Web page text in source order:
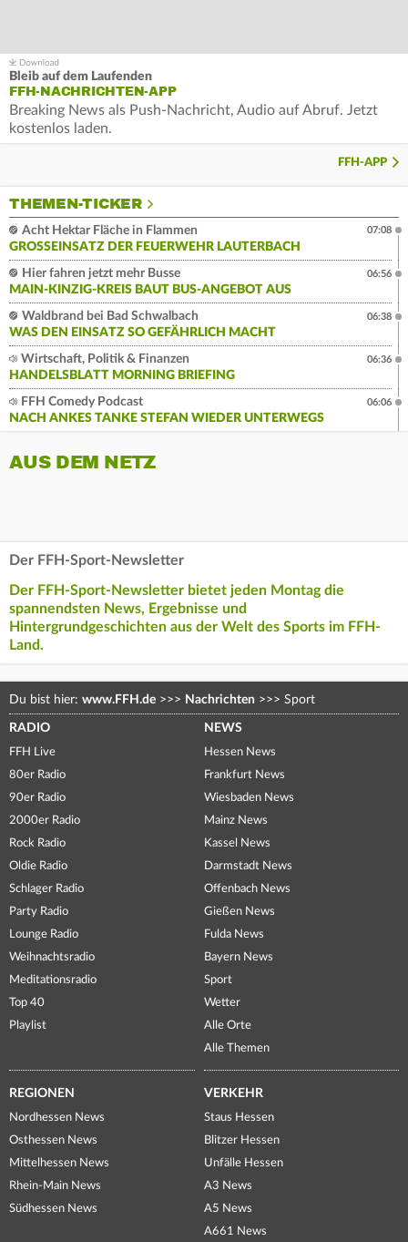
Bleib auf dem Laufenden
FFH-NACHRICHTEN-APP
Breaking News als Push-Nachricht, Audio auf Abruf. Jetzt
kostenlos laden.
FFH-APP
THEMEN-TICKER
Acht Hektar Fläche in Flammen
GROSSEINSATZ DER FEUERWEHR LAUTERBACH
07:08
Hier fahren jetzt mehr Busse
MAIN-KINZIG-KREIS BAUT BUS-ANGEBOT AUS
06:56
Waldbrand bei Bad Schwalbach
WAS DEN EINSATZ SO GEFÄHRLICH MACHT
06:38
Wirtschaft, Politik & Finanzen
HANDELSBLATT MORNING BRIEFING
06:36
FFH Comedy Podcast
NACH ANKES TANKE STEFAN WIEDER UNTERWEGS
06:06
AUS DEM NETZ
Der FFH-Sport-Newsletter
Der FFH-Sport-Newsletter bietet jeden Montag die
spannendsten News, Ergebnisse und
Hintergrundgeschichten aus der Welt des Sports im FFH-
Land.
Du bist hier: www.FFH.de >>> Nachrichten >>> Sport
RADIO
FFH Live
80er Radio
90er Radio
2000er Radio
Rock Radio
Oldie Radio
Schlager Radio
Party Radio
Lounge Radio
Weihnachtsradio
Meditationsradio
Top 40
Playlist
NEWS
Hessen News
Frankfurt News
Wiesbaden News
Mainz News
Kassel News
Darmstadt News
Offenbach News
Gießen News
Fulda News
Bayern News
Sport
Wetter
Alle Orte
Alle Themen
REGIONEN
Nordhessen News
Osthessen News
Mittelhessen News
Rhein-Main News
Südhessen News
VERKEHR
Staus Hessen
Blitzer Hessen
Unfälle Hessen
A3 News
A5 News
A661 News